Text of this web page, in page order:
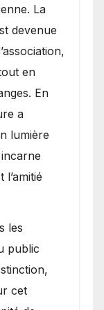
La
devenue
en
En
a
lumière
les
public
cet